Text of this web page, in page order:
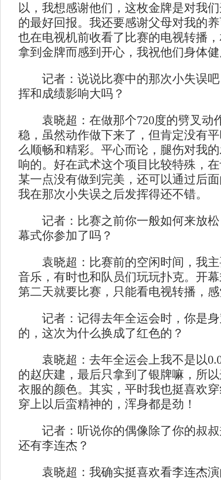
以，我想感谢他们，这枚金牌是对我
的最好回报。我还要感谢父母对我的
也在电视机前收看了比赛的电视转播
拿到金牌而感到开心，我祝他们身体
记者：说说比赛中的那次小失误吧
挥和成绩影响大吗？
袁晓超：在做那个720度的劈叉动
稳，虽然动作做下来了，但肯定没有
么顺畅和精彩。平心而论，腿伤对我
响的。好在武术这个项目比较特殊，
某一点没有做到完美，还可以通过后
我在那次小失误之后发挥得还不错。
记者：比赛之前你一般如何来放松
幕式你参加了吗？
袁晓超：比赛前的空闲时间，我主
音乐，有时也和队员们玩玩扑克。开
第二天就要比赛，只能看电视转播，
记者：记得去年全运会时，你是身
的，这次为什么换成了红色的？
袁晓超：去年全运会上我不是以
的赵庆建，最后只拿到了银牌嘛，所
衣服的颜色。其实，平时我也挺喜欢
穿上以后蛮精神的，浑身都是劲！
记者：听说你的偶像除了你的叔叔
还有李连杰？
袁晓超：我确实挺喜欢看李连杰演